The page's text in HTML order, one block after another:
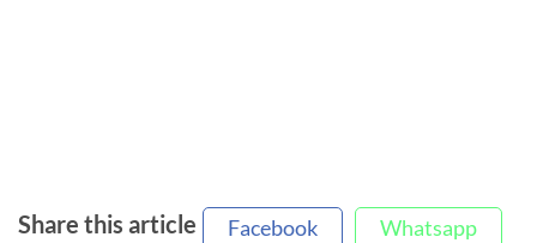
Share this article Facebook Whatsapp